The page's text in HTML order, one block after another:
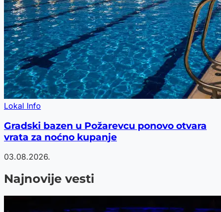
Lokal Info
Gradski bazen u Požarevcu ponovo otvara
vrata za noćno kupanje
03.08.2026.
Najnovije vesti